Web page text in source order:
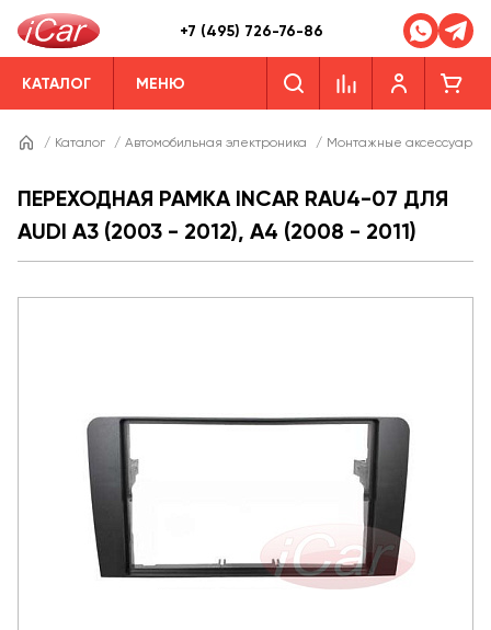
+7 (495) 726-76-86
КАТАЛОГ МЕНЮ
/ Каталог / Автомобильная электроника / Монтажные аксессуары
ПЕРЕХОДНАЯ РАМКА INCAR RAU4-07 ДЛЯ
AUDI A3 (2003 - 2012), A4 (2008 - 2011)